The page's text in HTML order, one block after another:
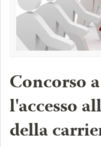
Concorso
l'accesso
della